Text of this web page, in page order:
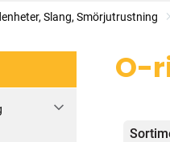
Slang, Smörjutrustning
O-